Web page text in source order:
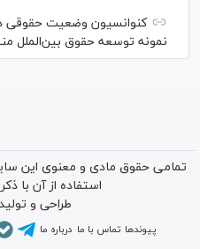
کنوانسیون وضعیت حقوقی
نمونه توسعه حقوق بین‌الملل
تمامی حقوق مادی و معنوی این
استفاده از آن با
طراحی و
پیوندها تماس با ما درباره ما